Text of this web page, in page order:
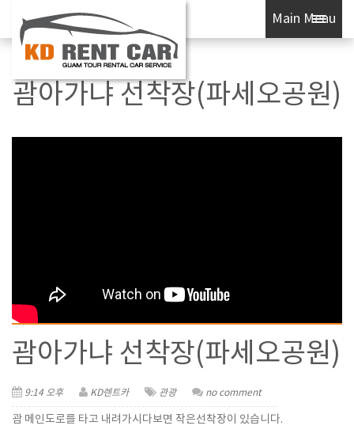
Main Menu
괌아가냐 선착장(파세오공원)
괌아가냐 선착장(파세오공원)
9:14 오후 KD렌트카 관광 no comment
괌 메인도로를 타고 내려가시다보면 작은선착장이 있습니다.